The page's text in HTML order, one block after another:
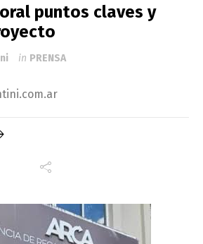
puntos claves y
in PRENSA